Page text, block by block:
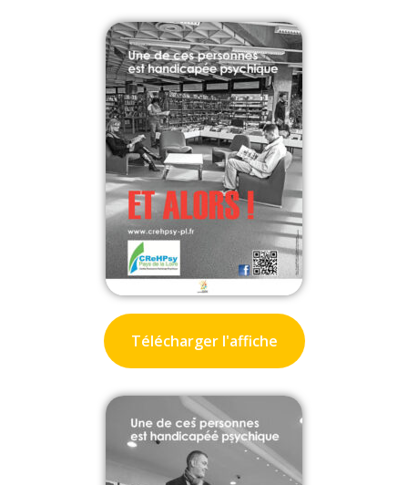
Télécharger l'affiche